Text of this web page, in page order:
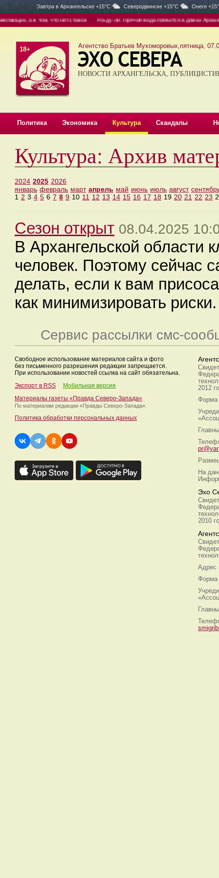
Завтра в Архангельске +15°C Северодвинске +15°C Онеге
а в том, что нет ставок На-ду-ли: горячая вода появится в домах
18+ Агентство Братьев Мухоморовых,пятница,
НОВОСТИ АРХАНГЕЛЬСКА,
Политика Экономика Культура Скандалы
Культура: Архив
2024 2025 2026
январь февраль март апрель май июнь июль август
1 2 3 4 5 6 7 8 9 10 11 12 13 14 15 16 17 18 19 20 21 22 23
Сезон открыт 08.04.2025
В Архангельской области
человек. Поэтому сейчас
делать, если к вам
как минимизировать риски.
Сервис рассылки смс-
Свободное использование материалов сайта и фото
без письменного разрешения редакции запрещается.
При использовании новостей ссылка на сайт обязательна.
Экспорт в RSS
Мобильная версия
Материалы газеты «Правда Северо-Запада»
По материалам редакции «Правды Северо-Запада».
Политика обработки персональных данных
2012
Форма
На
Эхо
2010
Адрес
Форма